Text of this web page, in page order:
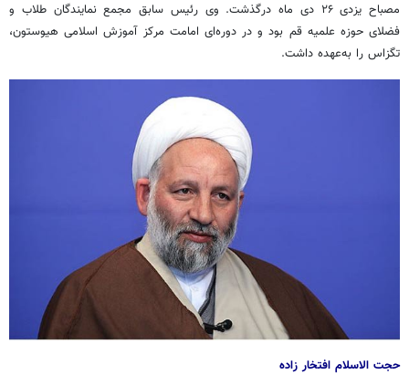
مصباح یزدی ۲۶ دی ماه درگذشت. وی رئیس سابق مجمع نمایندگان طلاب و
فضلای حوزه علمیه قم بود و در دوره‌ای امامت مرکز آموزش اسلامی هیوستون،
تگزاس را به‌عهده داشت.
حجت الاسلام افتخار زاده